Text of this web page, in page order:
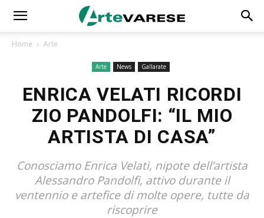
Home Arte
Arte News Gallarate
ENRICA VELATI RICORDI
ZIO PANDOLFI: “IL MIO
ARTISTA DI CASA”
Conosciamo Enrica Velati, nipote dell’artista
Alessandro Pandolfi, attivo durante il
ventennio e artefice di molte opere, tutte da
riscoprire